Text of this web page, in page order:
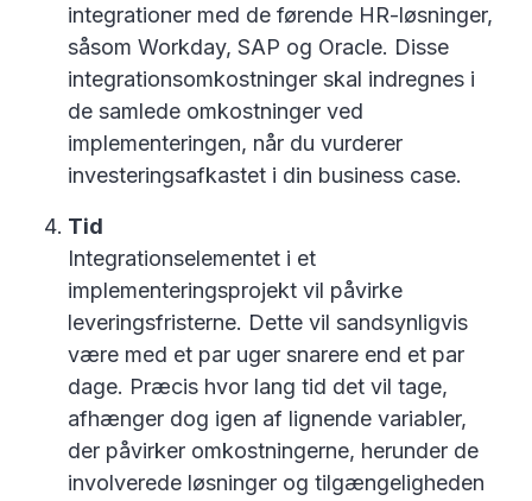
integrationer med de førende HR-løsninger,
såsom Workday, SAP og Oracle. Disse
integrationsomkostninger skal indregnes i
de samlede omkostninger ved
implementeringen, når du vurderer
investeringsafkastet i din business case.
Tid
Integrationselementet i et
implementeringsprojekt vil påvirke
leveringsfristerne. Dette vil sandsynligvis
være med et par uger snarere end et par
dage. Præcis hvor lang tid det vil tage,
afhænger dog igen af lignende variabler,
der påvirker omkostningerne, herunder de
involverede løsninger og tilgængeligheden